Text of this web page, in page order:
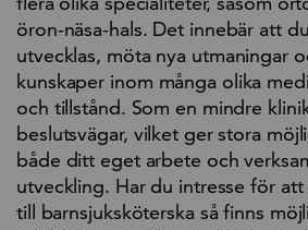
öron-näsa-hals. Det innebär att
utvecklas, möta nya utmaningar
kunskaper inom många olika
och tillstånd. Som en mindre
beslutsvägar, vilket ger stora
både ditt eget arbete och
utveckling. Har du intresse för
till barnsjuksköterska så finns